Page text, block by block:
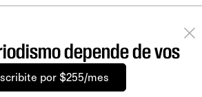
depende de vos
por $255/mes